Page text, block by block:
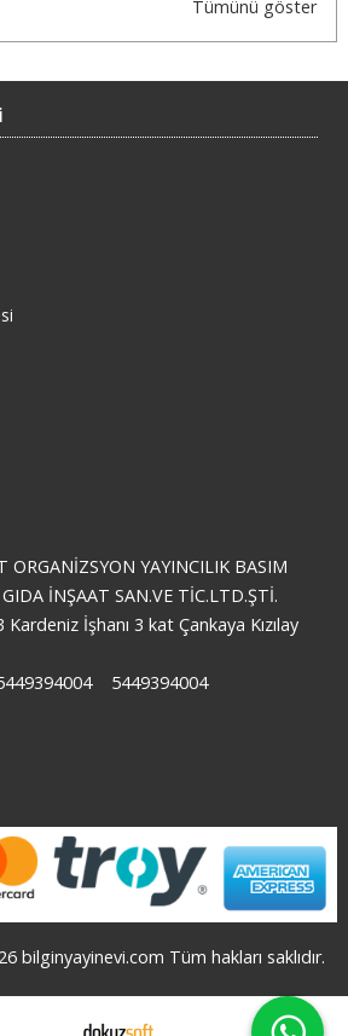
Tümünü göster
ORGANİZSYON YAYINCILIK BASIM
İNŞAAT SAN.VE TİC.LTD.ŞTİ.
İşhanı 3 kat Çankaya Kızılay
5449394004
bilginyayinevi.com Tüm hakları saklıdır.